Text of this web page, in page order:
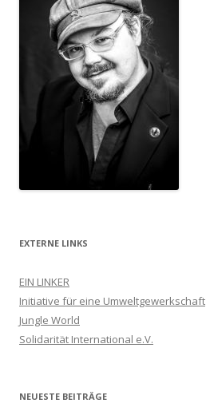
EXTERNE LINKS
EIN LINKER
Initiative für eine Umweltgewerkschaft
Jungle World
Solidarität International e.V.
NEUESTE BEITRÄGE